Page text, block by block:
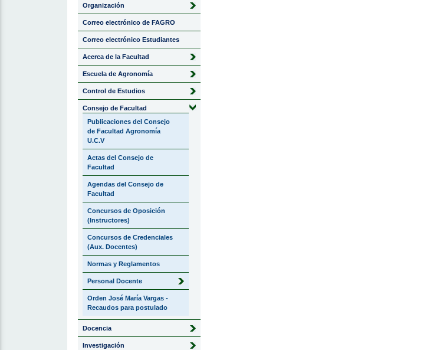
Organización
Correo electrónico de FAGRO
Correo electrónico Estudiantes
Acerca de la Facultad
Escuela de Agronomía
Control de Estudios
Consejo de Facultad
Publicaciones del Consejo
de Facultad Agronomía
U.C.V
Actas del Consejo de
Facultad
Agendas del Consejo de
Facultad
Concursos de Oposición
(Instructores)
Concursos de Credenciales
(Aux. Docentes)
Normas y Reglamentos
Personal Docente
Orden José María Vargas -
Recaudos para postulado
Docencia
Investigación